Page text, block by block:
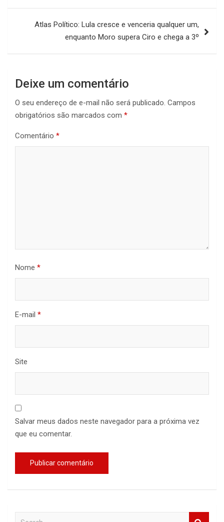
Atlas Político: Lula cresce e venceria qualquer um,
enquanto Moro supera Ciro e chega a 3º
Deixe um comentário
O seu endereço de e-mail não será publicado. Campos
obrigatórios são marcados com *
Comentário *
Nome *
E-mail *
Site
Salvar meus dados neste navegador para a próxima vez
que eu comentar.